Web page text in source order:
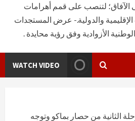
الآفاق؛ لتنصب على قمم أهرامات
والدولية.- عرض المستجدات
الأزوادية وفق رؤية محايدة .
WATCH VIDEO
الثانية من حصار بماكو وتوجه